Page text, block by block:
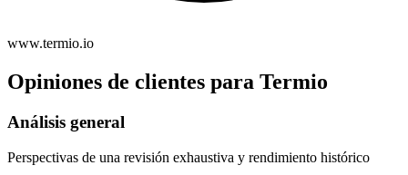
www.termio.io
Opiniones de clientes para Termio
Análisis general
Perspectivas de una revisión exhaustiva y rendimiento histórico